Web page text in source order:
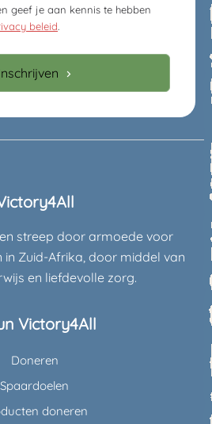
geef je aan kennis te hebben
beleid.
streep door armoede voor
in Zuid-Afrika, door middel van
en liefdevolle zorg.
Victory4All
Doneren
Spaardoelen
doneren